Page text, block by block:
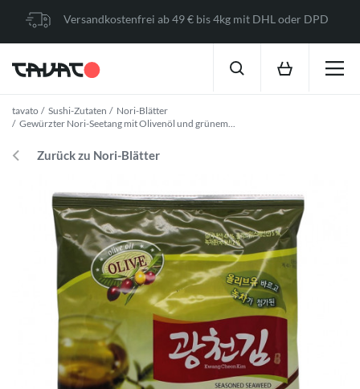
Versandkostenfrei ab 49 € bis 4kg mit DHL oder DPD
tavato Sushi-Zutaten
Nori-Blätter
Gewürzter Nori-Seetang mit Olivenöl und grünem...
Zurück zu Nori-Blätter